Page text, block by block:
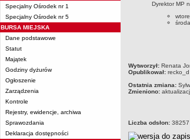
Specjalny Ośrodek nr 1
Specjalny Ośrodek nr 5
BURSA MIEJSKA
Dane podstawowe
Statut
Majątek
Godziny dyżurów
Ogłoszenie
Zarządzenia
Kontrole
Rejestry, ewidencje, archiwa
Sprawozdania
Deklaracja dostępności
Dyrektor MP
metryczka
Wytworzył: Renata
Opublikował:
Ostatnia zmiana:
Zmieniono:
Liczba odsłon: 38257